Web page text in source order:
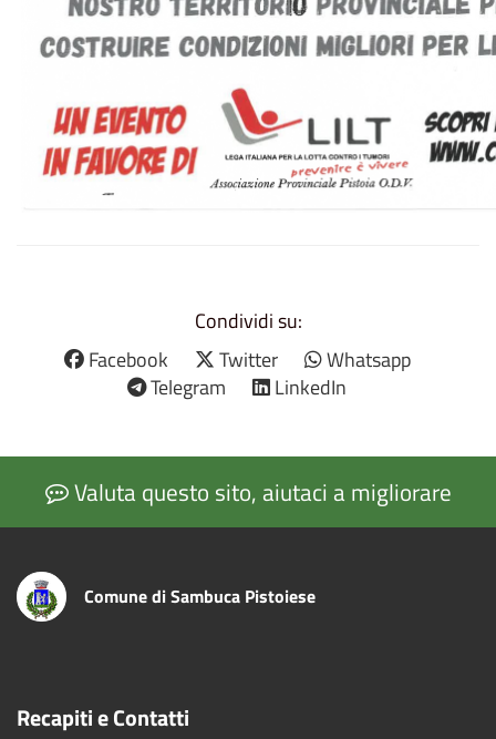
Condividi su:
Facebook
Twitter
Whatsapp
Telegram
LinkedIn
Valuta questo sito, aiutaci a migliorare
Comune di Sambuca Pistoiese
Recapiti e Contatti